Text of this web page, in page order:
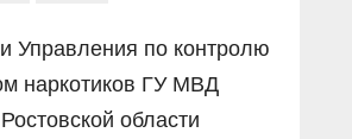
Управления по контролю
наркотиков ГУ МВД
области